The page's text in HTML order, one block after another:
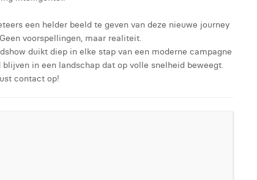
een helder beeld te geven van deze nieuwe journey
voorspellingen, maar realiteit.
duikt diep in elke stap van een moderne campagne
in een landschap dat op volle snelheid beweegt.
contact op!